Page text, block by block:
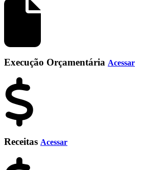
Execução Orçamentária Acessar
Receitas Acessar